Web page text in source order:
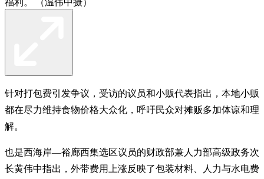
针对打包费引发争议，受访的议员和小贩代表指出，本地小贩
都在尽力维持食物价格大众化，呼吁民众对摊贩多加体谅和理
解。
也是西海岸—裕廊西集选区议员的财政部兼人力部高级政务次
长黄伟中指出，外带费用上涨反映了包装材料、人力与水电费